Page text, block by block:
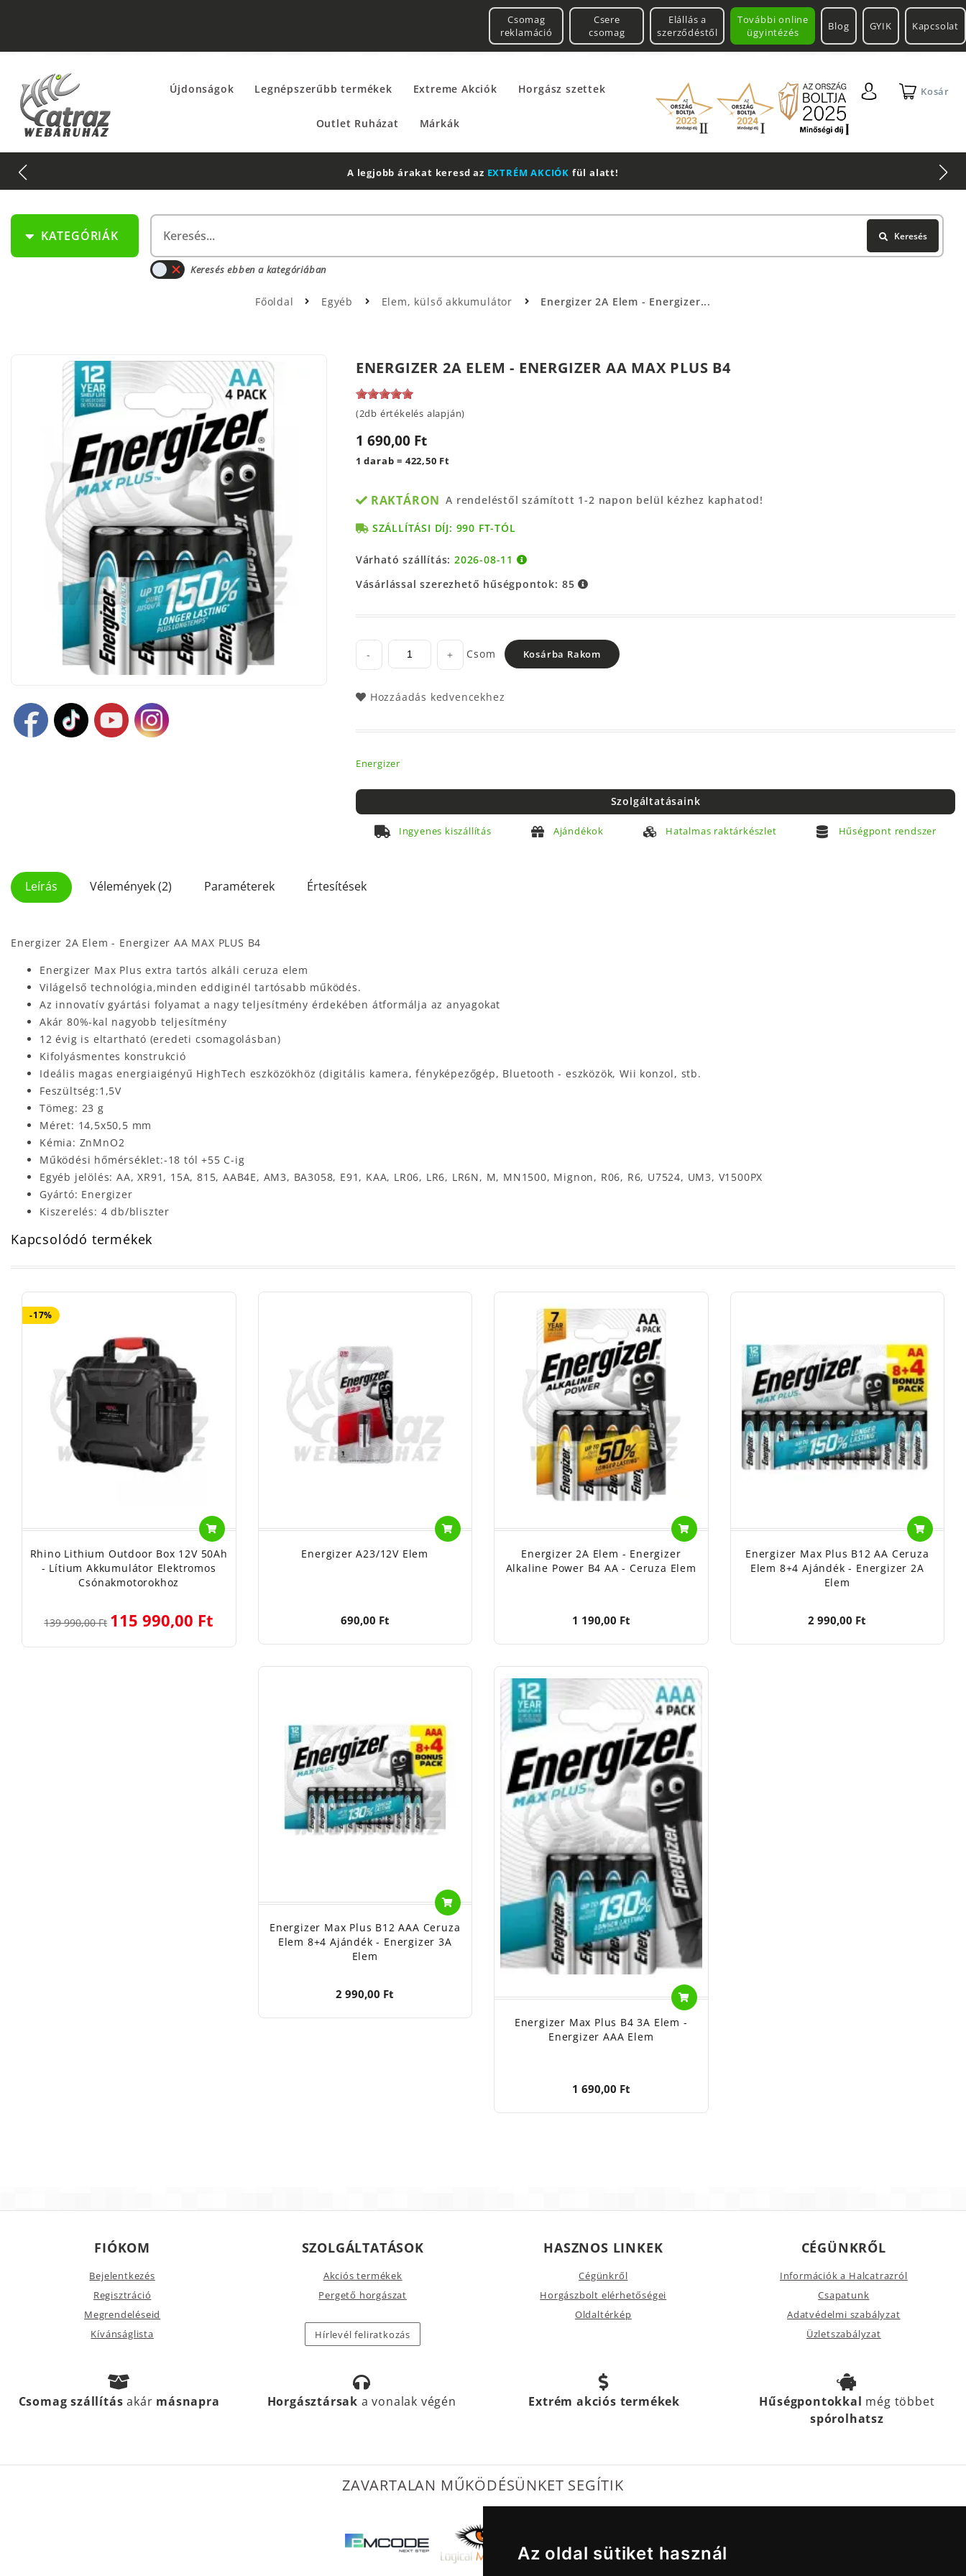
Az oldal sütiket használ
További online
ügyintézés
Csomag
reklamáció
Csere
csomag
Elállás a
szerződéstől
Blog GYIK Kapcsolat
Újdonságok Legnépszerűbb termékek Extreme Akciók Horgász szettek
Outlet Ruházat Márkák
Kosár
A legjobb árakat keresd az EXTRÉM AKCIÓK fül alatt!
KATEGÓRIÁK Keresés
Keresés ebben a kategóriában
Főoldal Egyéb Elem, külső akkumulátor Energizer 2A Elem - Energizer...
ENERGIZER 2A ELEM - ENERGIZER AA MAX PLUS B4
(2db értékelés alapján)
1 690,00 Ft
1 darab = 422,50 Ft
RAKTÁRON A rendeléstől számított 1-2 napon belül kézhez kaphatod!
SZÁLLÍTÁSI DÍJ: 990 FT-TÓL
Várható szállítás:2026-08-11
Vásárlással szerezhető hűségpontok: 85
- + Csom Kosárba Rakom
Hozzáadás kedvencekhez
Energizer
Szolgáltatásaink
Ingyenes kiszállítás Ajándékok Hatalmas raktárkészlet Hűségpont rendszer
Leírás Vélemények (2) Paraméterek Értesítések
Energizer 2A Elem - Energizer AA MAX PLUS B4
Energizer Max Plus extra tartós alkáli ceruza elem
Világelső technológia,minden eddiginél tartósabb működés.
Az innovatív gyártási folyamat a nagy teljesítmény érdekében átformálja az anyagokat
Akár 80%-kal nagyobb teljesítmény
12 évig is eltartható (eredeti csomagolásban)
Kifolyásmentes konstrukció
Ideális magas energiaigényű HighTech eszközökhöz (digitális kamera, fényképezőgép, Bluetooth - eszközök, Wii konzol, stb.
Feszültség:1,5V
Tömeg: 23 g
Méret: 14,5x50,5 mm
Kémia: ZnMnO2
Működési hőmérséklet:-18 tól +55 C-ig
Egyéb jelölés: AA, XR91, 15A, 815, AAB4E, AM3, BA3058, E91, KAA, LR06, LR6, LR6N, M, MN1500, Mignon, R06, R6, U7524, UM3, V1500PX
Gyártó: Energizer
Kiszerelés: 4 db/bliszter
Kapcsolódó termékek
-17%
Rhino Lithium Outdoor Box 12V 50Ah
- Lítium Akkumulátor Elektromos
Csónakmotorokhoz
139 990,00 Ft 115 990,00 Ft
Energizer A23/12V Elem
690,00 Ft
Energizer 2A Elem - Energizer
Alkaline Power B4 AA - Ceruza Elem
1 190,00 Ft
Energizer Max Plus B12 AA Ceruza
Elem 8+4 Ajándék - Energizer 2A
Elem
2 990,00 Ft
Energizer Max Plus B12 AAA Ceruza
Elem 8+4 Ajándék - Energizer 3A
Elem
2 990,00 Ft
Energizer Max Plus B4 3A Elem -
Energizer AAA Elem
1 690,00 Ft
FIÓKOM
Bejelentkezés
Regisztráció
Megrendeléseid
Kívánságlista
SZOLGÁLTATÁSOK
Akciós termékek
Pergető horgászat
Hírlevél feliratkozás
HASZNOS LINKEK
Cégünkről
Horgászbolt elérhetőségei
Oldaltérkép
CÉGÜNKRŐL
Információk a Halcatrazról
Csapatunk
Adatvédelmi szabályzat
Üzletszabályzat
Csomag szállításakár másnapra Horgásztársak a vonalak végén Extrém akciós termékek Hűségpontokkal még többet
spórolhatsz
ZAVARTALAN MŰKÖDÉSÜNKET SEGÍTIK